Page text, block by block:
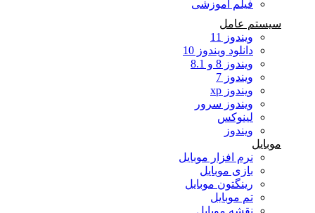
فیلم آموزشی
سیستم عامل
ویندوز 11
دانلود ویندوز 10
ویندوز 8 و 8.1
ویندوز 7
ویندوز xp
ویندوز سرور
لینوکس
ویندوز
موبایل
نرم افزار موبایل
بازی موبایل
رینگتون موبایل
تم موبایل
نقشه موبایل